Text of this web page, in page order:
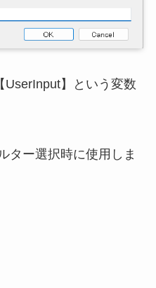
UserInput】という変数
ター選択時に使用しま